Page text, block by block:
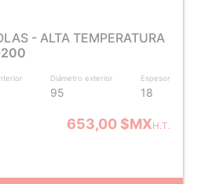
- ALTA TEMPERATURA
Diámetro exterior
95
Espesor
18
653,00 $MXH.T.